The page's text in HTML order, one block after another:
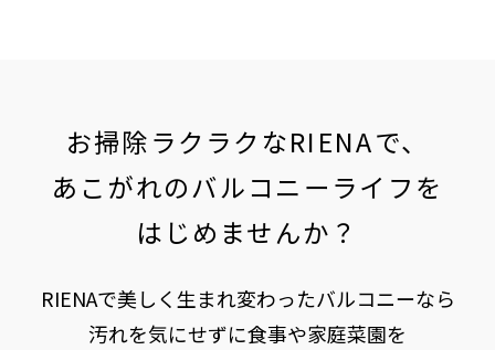
お掃除ラクラクなRIENAで、
あこがれのバルコニーライフを
はじめませんか？
RIENAで美しく生まれ変わったバルコニーなら
汚れを気にせずに食事や家庭菜園を